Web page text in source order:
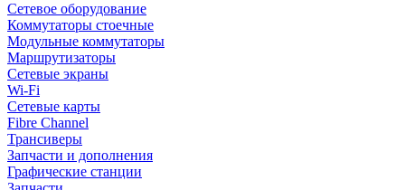
Сетевое оборудование
Коммутаторы стоечные
Модульные коммутаторы
Маршрутизаторы
Сетевые экраны
Wi-Fi
Сетевые карты
Fibre Channel
Трансиверы
Запчасти и дополнения
Графические станции